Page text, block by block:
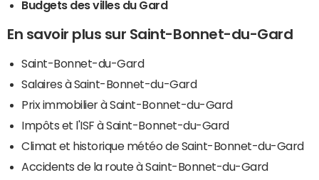
Budgets des villes du Gard
En savoir plus sur Saint-Bonnet-du-Gard
Saint-Bonnet-du-Gard
Salaires à Saint-Bonnet-du-Gard
Prix immobilier à Saint-Bonnet-du-Gard
Impôts et l'ISF à Saint-Bonnet-du-Gard
Climat et historique météo de Saint-Bonnet-du-Gard
Accidents de la route à Saint-Bonnet-du-Gard